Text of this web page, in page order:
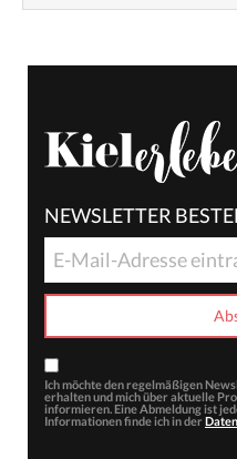
NEWSLETTER
Ich möchte den regelmäßigen
erhalten und mich über aktuelle
informieren. Eine Abmeldung ist
Informationen finde ich in der